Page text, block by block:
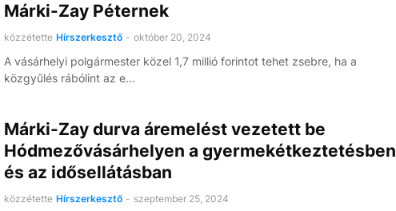
Márki-Zay Péternek
közzétette Hírszerkesztő - október 20, 2024
A vásárhelyi polgármester közel 1,7 millió forintot tehet zsebre, ha a
közgyűlés rábólint az e…
Márki-Zay durva áremelést vezetett be
Hódmezővásárhelyen a gyermekétkeztetésben
és az idősellátásban
közzétette Hírszerkesztő - szeptember 25, 2024